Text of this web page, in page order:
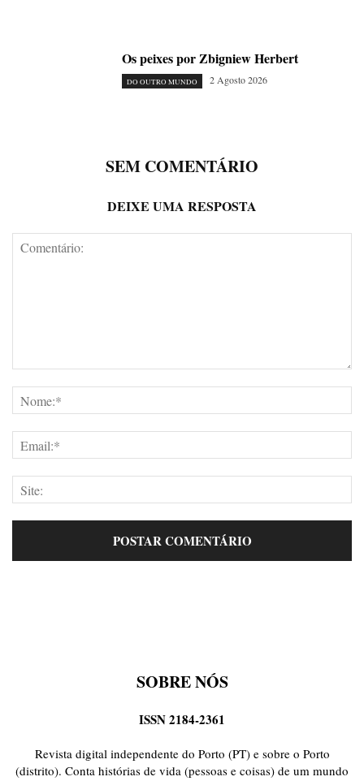
Os peixes por Zbigniew Herbert
DO OUTRO MUNDO 2 Agosto 2026
SEM COMENTÁRIO
DEIXE UMA RESPOSTA
SOBRE NÓS
ISSN 2184-2361
Revista digital independente do Porto (PT) e sobre o Porto
(distrito). Conta histórias de vida (pessoas e coisas) de um mundo